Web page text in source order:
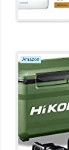
Amazon